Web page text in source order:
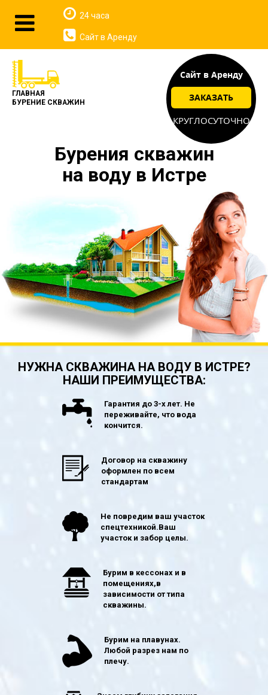
ГЛАВНАЯ
БУРЕНИЕ СКВАЖИН
Бурения скважин
на воду в Истре
Сайт в Аренду
ЗАКАЗАТЬ
КРУГЛОСУТОЧНО
24 часа
Сайт в Аренду
НУЖНА СКВАЖИНА НА ВОДУ В ИСТРЕ?
НАШИ ПРЕИМУЩЕСТВА:
Гарантия до 3-х лет. Не
переживайте, что вода
кончится.
Договор на скважину
оформлен по всем
стандартам
Не повредим ваш участок
спецтехникой.Ваш
участок и забор целы.
Бурим в кессонах и в
помещениях,в
зависимости от типа
скважины.
Бурим на плавунах.
Любой разрез нам по
плечу.